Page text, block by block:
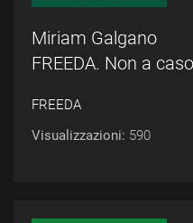
Miriam Galgano
FREEDA. Non a
FREEDA
Visualizzazioni: 590